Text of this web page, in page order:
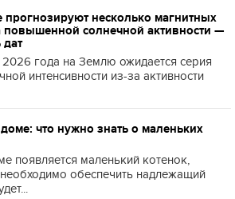
несколько магнитных
повышенной солнечной активности —
дат
года на Землю ожидается серия
интенсивности из-за активности
что нужно знать о маленьких
появляется маленький котенок,
обеспечить надлежащий